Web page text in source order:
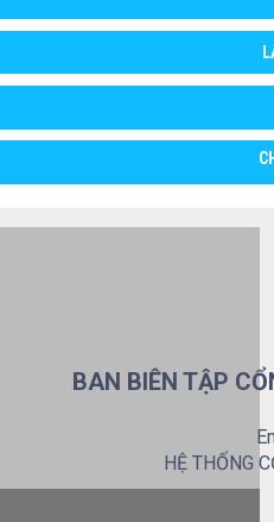
BAN BIÊN TẬP
HỆ THỐNG